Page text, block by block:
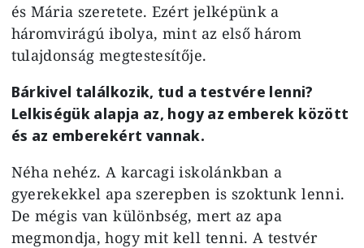
és Mária szeretete. Ezért jelképünk a
háromvirágú ibolya, mint az első három
tulajdonság megtestesítője.
Bárkivel találkozik, tud a testvére lenni?
Lelkiségük alapja az, hogy az emberek között
és az emberekért vannak.
Néha nehéz. A karcagi iskolánkban a
gyerekekkel apa szerepben is szoktunk lenni.
De mégis van különbség, mert az apa
megmondja, hogy mit kell tenni. A testvér